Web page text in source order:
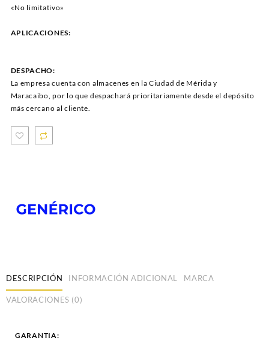
«No limitativo»
APLICACIONES:
DESPACHO:
La empresa cuenta con almacenes en la Ciudad de Mérida y
Maracaibo, por lo que despachará prioritariamente desde el depósito
más cercano al cliente.
DESCRIPCIÓN INFORMACIÓN ADICIONAL MARCA
VALORACIONES (0)
GARANTIA: